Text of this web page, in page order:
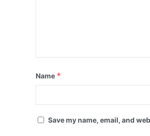
Name *
Save my name, email, and